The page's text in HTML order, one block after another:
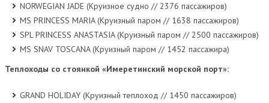
NORWEGIAN JADE (Круизное судно // 2376 пассажиров)
MS PRINCESS MARIA (Круизный паром // 1638 пассажиров)
SPL PRINCESS ANASTASIA (Круизный паром // 2500 пассажиров)
MS SNAV TOSCANA (Круизный паром // 1452 пассажира)
Теплоходы со стоянкой «Имеретинский морской порт»:
GRAND HOLIDAY (Круизный теплоход // 1450 пассажиров)